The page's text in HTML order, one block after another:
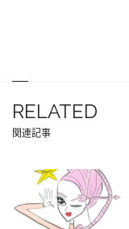
RELATED
関連記事